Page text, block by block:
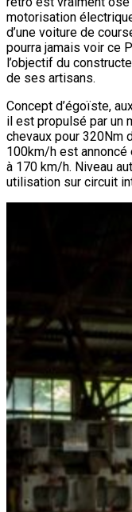
motorisation
d’une voiture de
pourra jamais voir ce
l’objectif du
de ses artisans.
Concept d’égoïste,
il est propulsé par un
chevaux pour 320Nm
100km/h est
à 170 km/h. Niveau
utilisation sur circuit